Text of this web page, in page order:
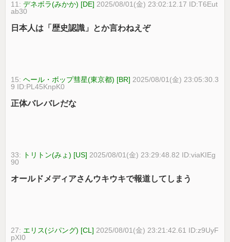
11:デネボラ(みかか) [DE] 2025/08/01(金) 23:02:12.17 ID:T6Eut
ab30
日本人は「歴史認識」とか言わねえぞ
15:ヘール・ボップ彗星(東京都) [BR] 2025/08/01(金) 23:05:30.3
9 ID:PL45KnpK0
正体バレバレだな
33: トリトン(みょ) [US] 2025/08/01(金) 23:29:48.82 ID:viaKIEg
90
オールドメディアさんウキウキで報道してしまう
27: エリス(ジパング) [CL] 2025/08/01(金) 23:21:42.61 ID:z9UyF
pXI0